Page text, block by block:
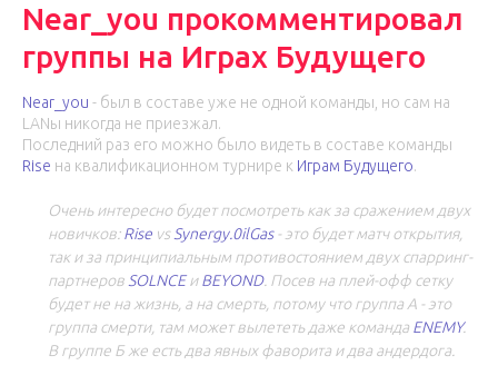
Near_you прокомментировал
группы на Играх Будущего
Near_you - был в составе уже не одной команды, но сам на
LANы никогда не приезжал.
Последний раз его можно было видеть в составе команды
Rise на квалификационном турнире к Играм Будущего.
Очень интересно будет посмотреть как за сражением двух
новичков:Rise vs Synergy.0ilGas- это будет матч открытия,
так и за принципиальным противостоянием двух спарринг-
партнеров SOLNCEиBEYOND. Посев на плей-офф сетку
будет не на жизнь, а на смерть, потому что группа А - это
группа смерти, там может вылететь даже команда ENEMY.
В группе Б же есть два явных фаворита и два андердога.